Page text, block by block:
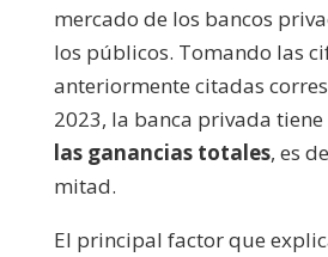
mercado de los bancos
los públicos. Tomando las
anteriormente citadas
2023, la banca privada tiene
las ganancias totales, es
mitad.
El principal factor que